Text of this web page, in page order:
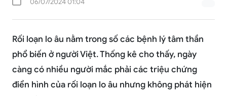
06/07/2024 01:04
Rối loạn lo âu nằm trong số các bệnh lý tâm thần
phổ biến ở người Việt. Thống kê cho thấy, ngày
càng có nhiều người mắc phải các triệu chứng
điển hình của rối loạn lo âu nhưng không phát hiện